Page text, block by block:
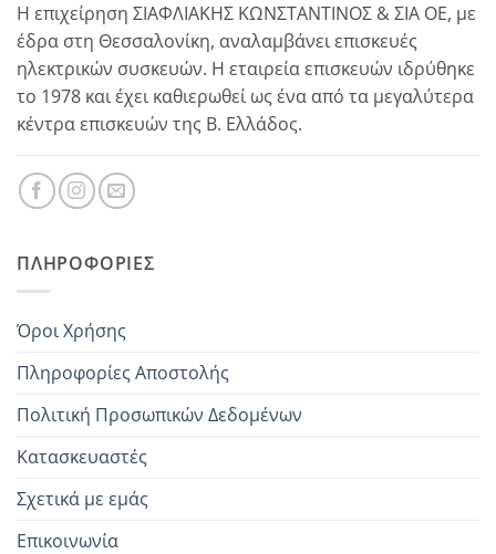
Η επιχείρηση ΣΙΑΦΛΙΑΚΗΣ ΚΩΝΣΤΑΝΤΙΝΟΣ & ΣΙΑ ΟΕ, με
έδρα στη Θεσσαλονίκη, αναλαμβάνει επισκευές
ηλεκτρικών συσκευών. Η εταιρεία επισκευών ιδρύθηκε
το 1978 και έχει καθιερωθεί ως ένα από τα μεγαλύτερα
κέντρα επισκευών της Β. Ελλάδος.
ΠΛΗΡΟΦΟΡΊΕΣ
Όροι Χρήσης
Πληροφορίες Αποστολής
Πολιτική Προσωπικών Δεδομένων
Κατασκευαστές
Σχετικά με εμάς
Επικοινωνία